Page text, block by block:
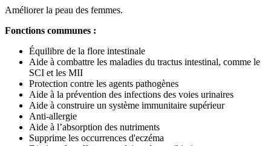
Améliorer la peau des femmes.
Fonctions communes :
Équilibre de la flore intestinale
Aide à combattre les maladies du tractus intestinal, comme le
SCI et les MII
Protection contre les agents pathogènes
Aide à la prévention des infections des voies urinaires
Aide à construire un système immunitaire supérieur
Anti-allergie
Aide à l’absorption des nutriments
Supprime les occurrences d'eczéma